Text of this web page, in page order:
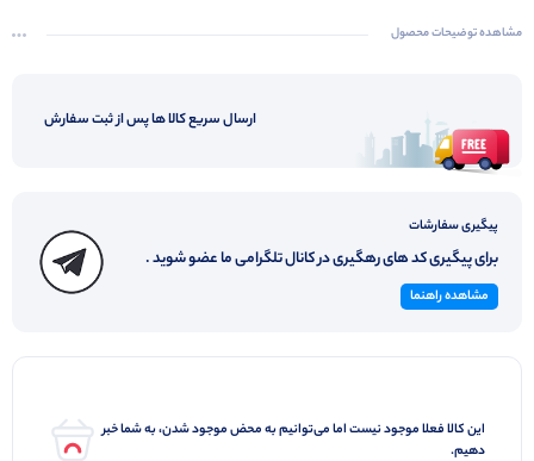
مشاهده توضیحات محصول
ارسال سریع کالا ها پس از ثبت سفارش
پیگیری سفارشات
برای پیگیری کد های رهگیری در کانال تلگرامی ما عضو شوید .
مشاهده راهنما
این کالا فعلا موجود نیست اما می‌توانیم به محض موجود شدن، به شما خبر
دهیم.